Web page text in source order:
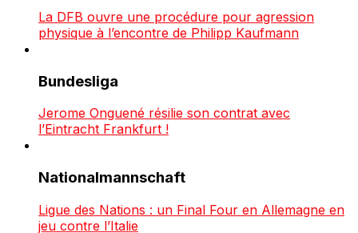
La DFB ouvre une procédure pour agression
physique à l’encontre de Philipp Kaufmann
Bundesliga
Jerome Onguené résilie son contrat avec
l’Eintracht Frankfurt !
Nationalmannschaft
Ligue des Nations : un Final Four en Allemagne en
jeu contre l’Italie